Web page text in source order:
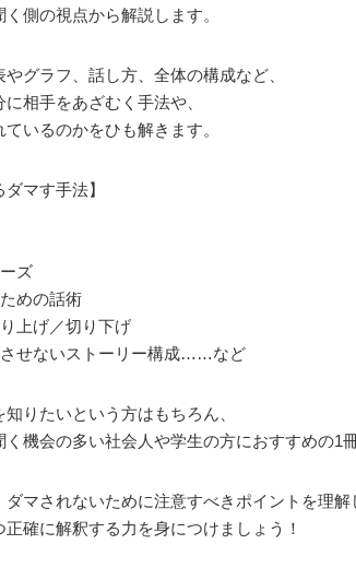
側の視点から解説します。
グラフ、話し方、全体の構成など、
相手をあざむく手法や、
いるのかをひも解きます。
マす手法】
ズ
めの話術
上げ／切り下げ
せないストーリー構成……など
りたいという方はもちろん、
機会の多い社会人や学生の方におすすめの1冊
マされないために注意すべきポイントを理解
確に解釈する力を身につけましょう！